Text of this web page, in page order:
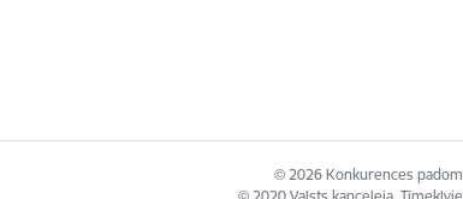
© 2026 Konkurences